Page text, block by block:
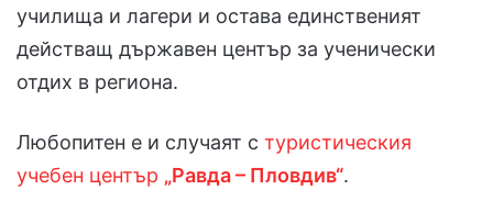
училища и лагери и остава единственият
действащ държавен център за ученически
отдих в региона.
Любопитен е и случаят с туристическия
учебен център „Равда – Пловдив“.